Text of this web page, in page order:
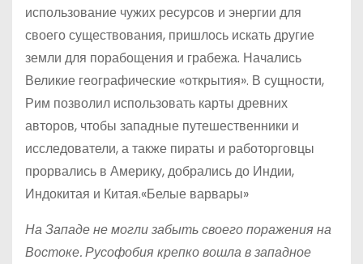
использование чужих ресурсов и энергии для
своего существования, пришлось искать другие
земли для порабощения и грабежа. Начались
Великие географические «открытия». В сущности,
Рим позволил использовать карты древних
авторов, чтобы западные путешественники и
исследователи, а также пираты и работорговцы
прорвались в Америку, добрались до Индии,
Индокитая и Китая.«Белые варвары»
На Западе не могли забыть своего поражения на
Востоке. Русофобия крепко вошла в западное